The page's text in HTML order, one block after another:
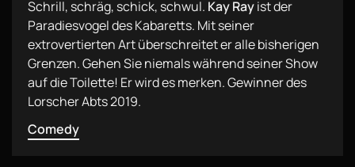
Schrill, schräg, schick, schwul. Kay Rayist der
Paradiesvogel des Kabaretts. Mit seiner
extrovertierten Art überschreitet er alle bisherigen
Grenzen. Gehen Sie niemals während seiner Show
auf die Toilette! Er wird es merken. Gewinner des
Lorscher Abts 2019.
Comedy